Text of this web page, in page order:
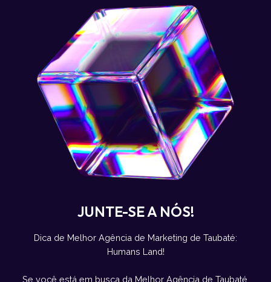
JUNTE-SE A NÓS!
Dica de Melhor Agência de Marketing de Taubaté:
Humans Land!
Se você está em busca da Melhor Agência de Taubaté,